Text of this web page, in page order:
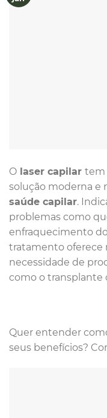
O laser capilar tem
solução moderna e
saúde capilar.
problemas como
enfraquecimento
tratamento oferece
necessidade de
como o transplante
Quer entender
seus benefícios?